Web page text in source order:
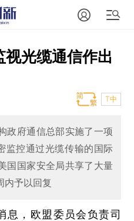
光缆通信作出
T中
政府通信总部实施了一项
监控通过光缆传输的国际
国国家安全局共享了大量
内予以回复
，欧盟委员会负责司